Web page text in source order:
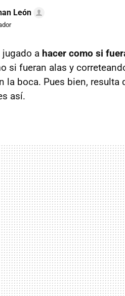
León
jugado a hacer como si
si fueran alas y
la boca. Pues bien,
así.